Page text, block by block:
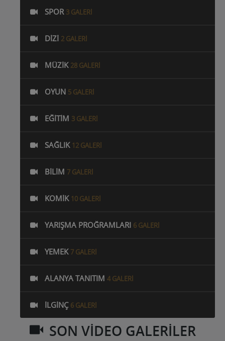
SPOR 3 GALERI
DIZI 2 GALERI
MÜZIK 28 GALERI
OYUN 5 GALERI
EĞITIM 3 GALERI
SAĞLIK 12 GALERI
BILIM 7 GALERI
KOMIK 10 GALERI
YARIŞMA PROĞRAMLARI 6 GALERI
YEMEK 7 GALERI
ALANYA TANITIM 4 GALERI
İLGINÇ 6 GALERI
SON VİDEO GALERİLER